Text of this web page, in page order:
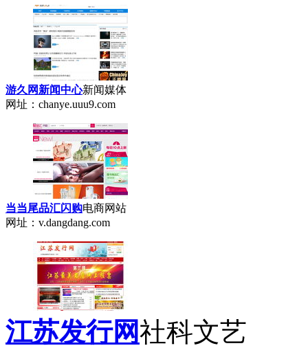
游久网新闻中心新闻媒体
网址：chanye.uuu9.com
当当尾品汇闪购电商网站
网址：v.dangdang.com
江苏发行网社科文艺